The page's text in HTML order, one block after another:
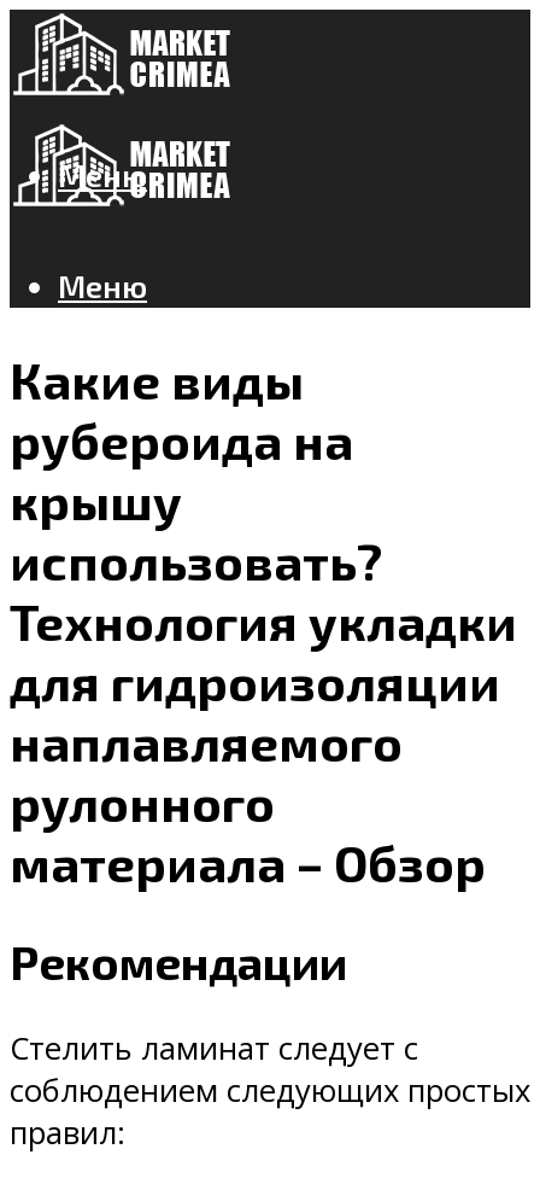
Меню
Меню
Какие виды
рубероида на
крышу
использовать?
Технология укладки
для гидроизоляции
наплавляемого
рулонного
материала – Обзор
Рекомендации
Стелить ламинат следует с
соблюдением следующих простых
правил: